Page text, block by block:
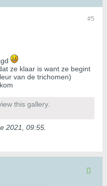
#5
ze klaar is want ze begint
van de trichomen)
this gallery.
2021, 09:55